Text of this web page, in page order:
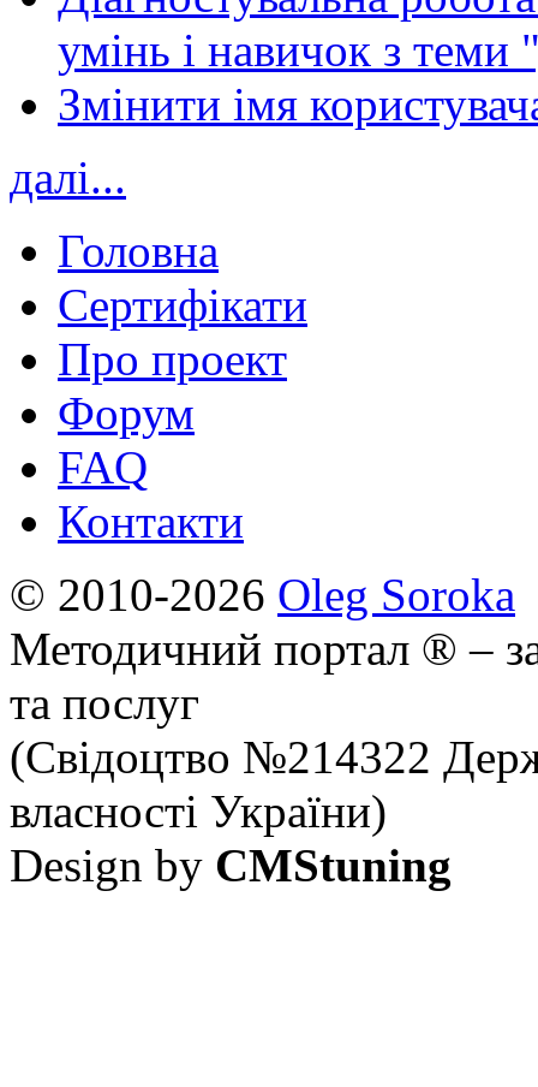
умінь і навичок з теми
Змінити імя
далі...
Головна
Сертифікати
Про проект
Форум
FAQ
Контакти
© 2010-2026 Oleg Soroka
Методичний портал ® –
та послуг
(Свідоцтво №214322
власності України)
Design by CMStuning